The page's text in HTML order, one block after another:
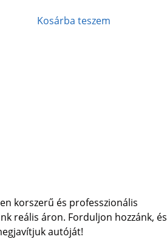
Kosárba teszem
korszerű és professzionális
reális áron. Forduljon hozzánk, és
autóját!